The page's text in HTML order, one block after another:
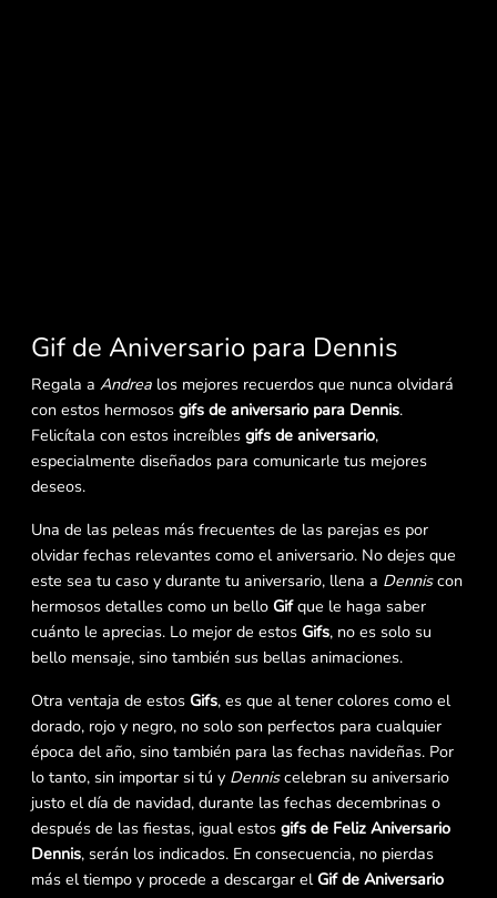
Gif de Aniversario para Dennis
Regala a Andrea los mejores recuerdos que nunca olvidará
con estos hermosos gifs de aniversario para Dennis.
Felicítala con estos increíbles gifs de aniversario,
especialmente diseñados para comunicarle tus mejores
deseos.
Una de las peleas más frecuentes de las parejas es por
olvidar fechas relevantes como el aniversario. No dejes que
este sea tu caso y durante tu aniversario, llena a Denniscon
hermosos detalles como un bello Gifque le haga saber
cuánto le aprecias. Lo mejor de estos Gifs, no es solo su
bello mensaje, sino también sus bellas animaciones.
Otra ventaja de estos Gifs, es que al tener colores como el
dorado, rojo y negro, no solo son perfectos para cualquier
época del año, sino también para las fechas navideñas. Por
lo tanto, sin importar si tú y Denniscelebran su aniversario
justo el día de navidad, durante las fechas decembrinas o
después de las fiestas, igual estos gifs de Feliz Aniversario
Dennis, serán los indicados. En consecuencia, no pierdas
más el tiempo y procede a descargar elGif de Aniversario